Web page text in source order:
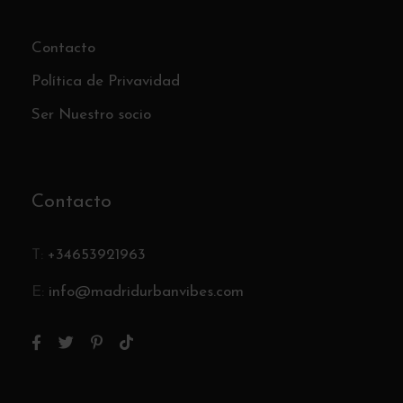
Contacto
Política de Privavidad
Ser Nuestro socio
Contacto
T: +34653921963
E: info@madridurbanvibes.com